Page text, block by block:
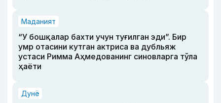
Маданият
“У бошқалар бахти учун туғилган эди”. Бир
умр отасини кутган актриса ва дубльяж
устаси Римма Аҳмедованинг синовларга тўла
ҳаёти
Дунё